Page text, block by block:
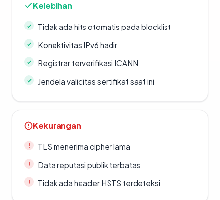
Kelebihan
Tidak ada hits otomatis pada blocklist
Konektivitas IPv6 hadir
Registrar terverifikasi ICANN
Jendela validitas sertifikat saat ini
Kekurangan
TLS menerima cipher lama
Data reputasi publik terbatas
Tidak ada header HSTS terdeteksi